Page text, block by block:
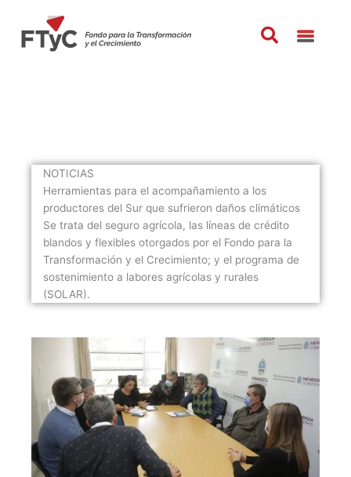
contenido
NOTICIAS
Herramientas para el acompañamiento a los
productores del Sur que sufrieron daños climáticos
Se trata del seguro agrícola, las líneas de crédito
blandos y flexibles otorgados por el Fondo para la
Transformación y el Crecimiento; y el programa de
sostenimiento a labores agrícolas y rurales
(SOLAR).